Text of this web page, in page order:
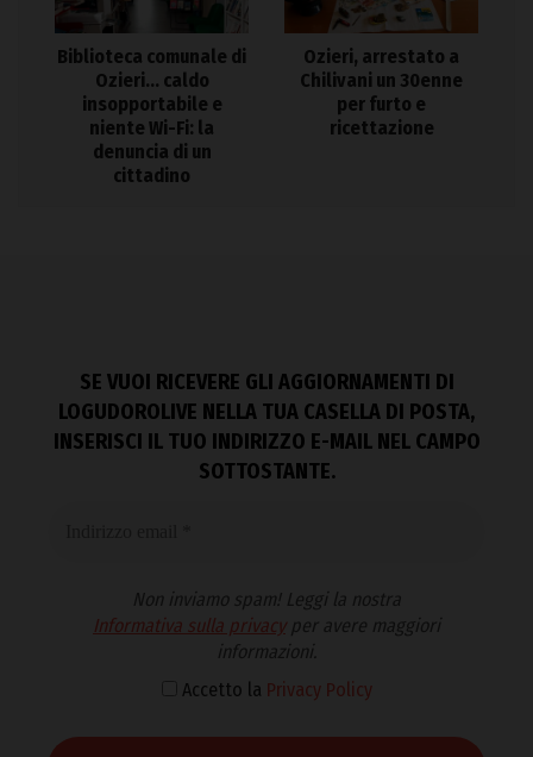
Biblioteca comunale di
Ozieri… caldo
insopportabile e
niente Wi-Fi: la
denuncia di un
cittadino
Ozieri, arrestato a
Chilivani un 30enne
per furto e
ricettazione
SE VUOI RICEVERE GLI AGGIORNAMENTI DI
LOGUDOROLIVE NELLA TUA CASELLA DI POSTA,
INSERISCI IL TUO INDIRIZZO E-MAIL NEL CAMPO
SOTTOSTANTE.
Non inviamo spam! Leggi la nostra
Informativa sulla privacyper avere maggiori
informazioni.
Accetto la Privacy Policy